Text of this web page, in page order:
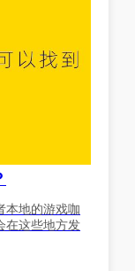
本地的游戏咖
在这些地方发